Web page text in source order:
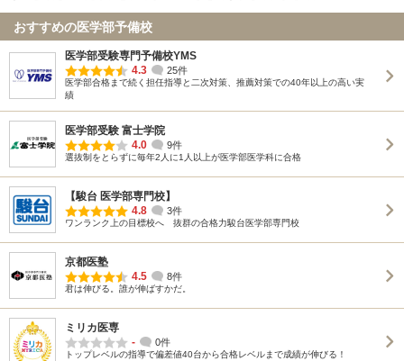
おすすめの医学部予備校
医学部受験専門予備校YMS
4.3
25件
医学部合格まで続く担任指導と二次対策、推薦対策での40年以上の高い実
績
医学部受験 富士学院
4.0
9件
選抜制をとらずに毎年2人に1人以上が医学部医学科に合格
【駿台 医学部専門校】
4.8
3件
ワンランク上の目標校へ 抜群の合格力駿台医学部専門校
京都医塾
4.5
8件
君は伸びる。誰が伸ばすかだ。
ミリカ医専
-
0件
トップレベルの指導で偏差値40台から合格レベルまで成績が伸びる！